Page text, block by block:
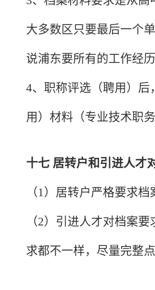
大多数区只要最后一个
说浦东要所有的工作经
4、职称评选（聘用）
用）材料（专业技术职
十七 居转户和引进人才
（1）居转户严格要求
（2）引进人才对档案
求都不一样，尽量完整